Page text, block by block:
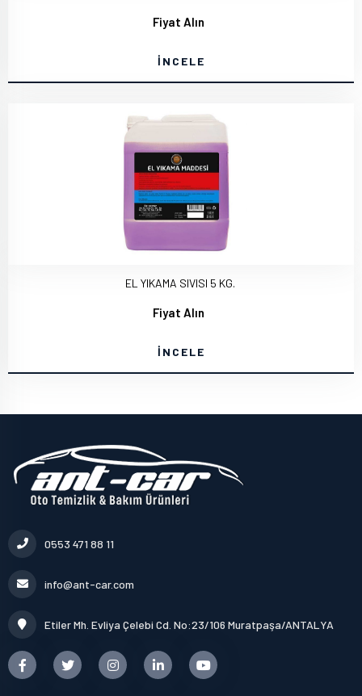
Fiyat Alın
İNCELE
EL YIKAMA SIVISI 5 KG.
Fiyat Alın
İNCELE
0553 471 88 11
info@ant-car.com
Etiler Mh. Evliya Çelebi Cd. No:23/106 Muratpaşa/ANTALYA